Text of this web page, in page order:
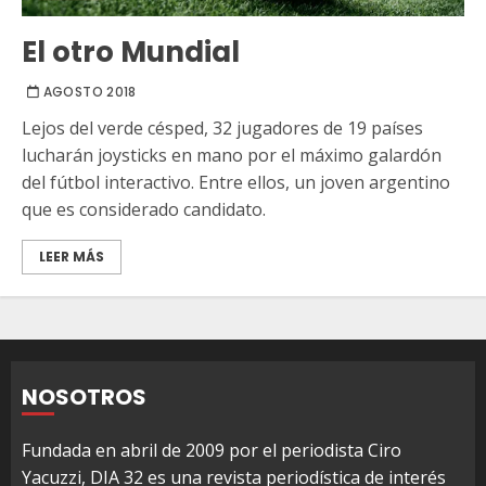
El otro Mundial
AGOSTO 2018
Lejos del verde césped, 32 jugadores de 19 países
lucharán joysticks en mano por el máximo galardón
del fútbol interactivo. Entre ellos, un joven argentino
que es considerado candidato.
LEER MÁS
NOSOTROS
Fundada en abril de 2009 por el periodista Ciro
Yacuzzi, DIA 32 es una revista periodística de interés